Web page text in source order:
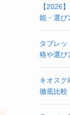
【2026
能・選び
タブレ
格や選び
キオスク
徹底比較